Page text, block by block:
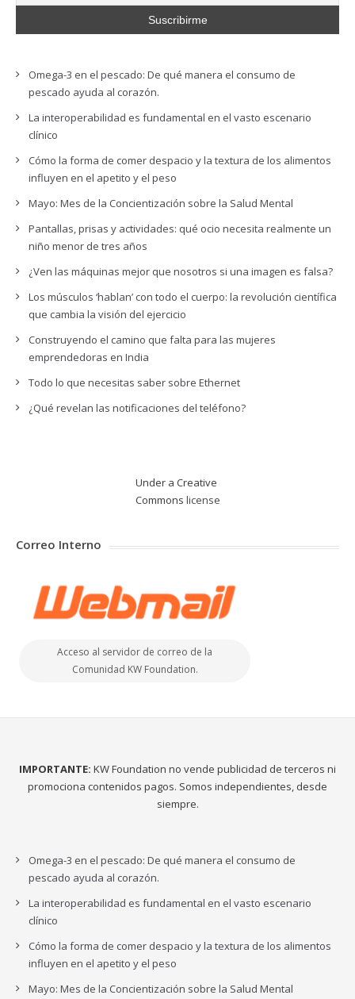
Omega-3 en el pescado: De qué manera el consumo de
pescado ayuda al corazón.
La interoperabilidad es fundamental en el vasto escenario
clínico
Cómo la forma de comer despacio y la textura de los alimentos
influyen en el apetito y el peso
Mayo: Mes de la Concientización sobre la Salud Mental
Pantallas, prisas y actividades: qué ocio necesita realmente un
niño menor de tres años
¿Ven las máquinas mejor que nosotros si una imagen es falsa?
Los músculos ‘hablan’ con todo el cuerpo: la revolución científica
que cambia la visión del ejercicio
Construyendo el camino que falta para las mujeres
emprendedoras en India
Todo lo que necesitas saber sobre Ethernet
¿Qué revelan las notificaciones del teléfono?
Under a Creative
Commons license
Correo Interno
Acceso al servidor de correo de la
Comunidad KW Foundation.
IMPORTANTE: KW Foundation no vende publicidad de terceros ni
promociona contenidos pagos. Somos independientes, desde
siempre.
Omega-3 en el pescado: De qué manera el consumo de
pescado ayuda al corazón.
La interoperabilidad es fundamental en el vasto escenario
clínico
Cómo la forma de comer despacio y la textura de los alimentos
influyen en el apetito y el peso
Mayo: Mes de la Concientización sobre la Salud Mental